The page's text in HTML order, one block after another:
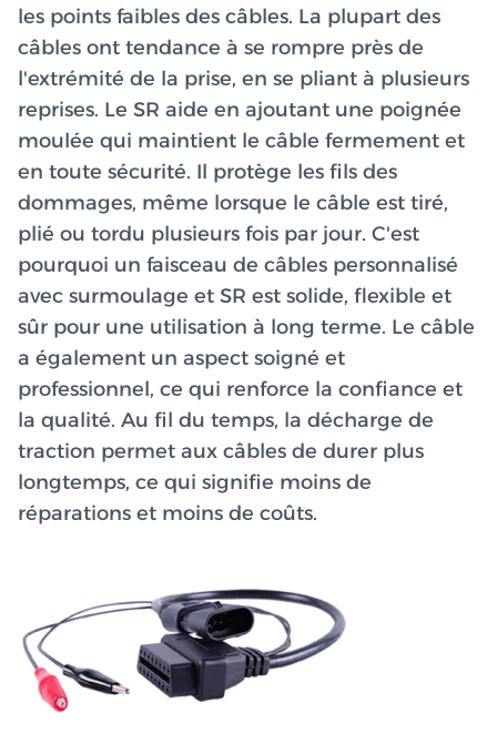
les points faibles des câbles. La plupart des
câbles ont tendance à se rompre près de
l'extrémité de la prise, en se pliant à plusieurs
reprises. Le SR aide en ajoutant une poignée
moulée qui maintient le câble fermement et
en toute sécurité. Il protège les fils des
dommages, même lorsque le câble est tiré,
plié ou tordu plusieurs fois par jour. C'est
pourquoi un faisceau de câbles personnalisé
avec surmoulage et SR est solide, flexible et
sûr pour une utilisation à long terme. Le câble
a également un aspect soigné et
professionnel, ce qui renforce la confiance et
la qualité. Au fil du temps, la décharge de
traction permet aux câbles de durer plus
longtemps, ce qui signifie moins de
réparations et moins de coûts.